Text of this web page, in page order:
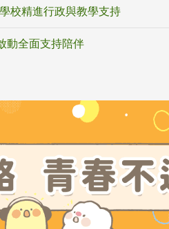
校精進行政與教學支持
動全面支持陪伴